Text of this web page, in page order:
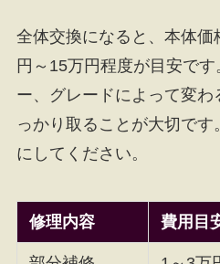
全体交換になると、本体
円～15万円程度が目安で
ー、グレードによって変わ
っかり取ることが大切で
にしてください。
修理内容 費用目